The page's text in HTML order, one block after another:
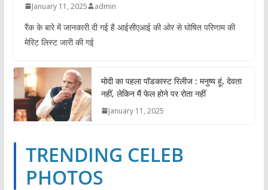
January 11, 2025 admin
रैंक के बारे में जानकारी दी गई है आईसीएआई की ओर से घोषित परिणाम की
मेरिट लिस्ट जारी की गई
मोदी का पहला पॉडकास्ट रिलीज : मनुष्य हूं, देवता
नहीं, लेकिन मैं फेल होने पर रोता नहीं
January 11, 2025
TRENDING CELEB
PHOTOS